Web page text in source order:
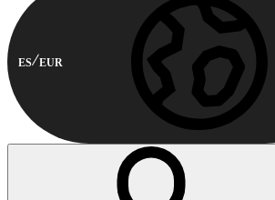
ES EUR